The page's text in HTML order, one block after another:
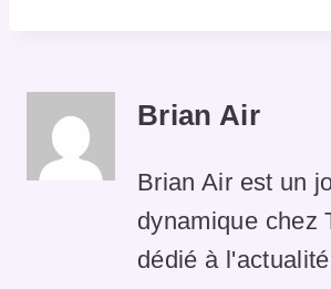
Brian Air
Brian Air est un
dynamique chez
dédié à